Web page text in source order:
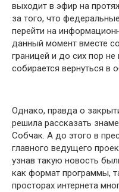
выходит в эфир на
за того, что
перейти на
данный момент вместе
границей и до сих пор
собирается вернуться в
Однако, правда о
решила рассказать
Собчак. А до этого в
главного ведущего
узнав такую новость
как формат программы,
просторах интернета